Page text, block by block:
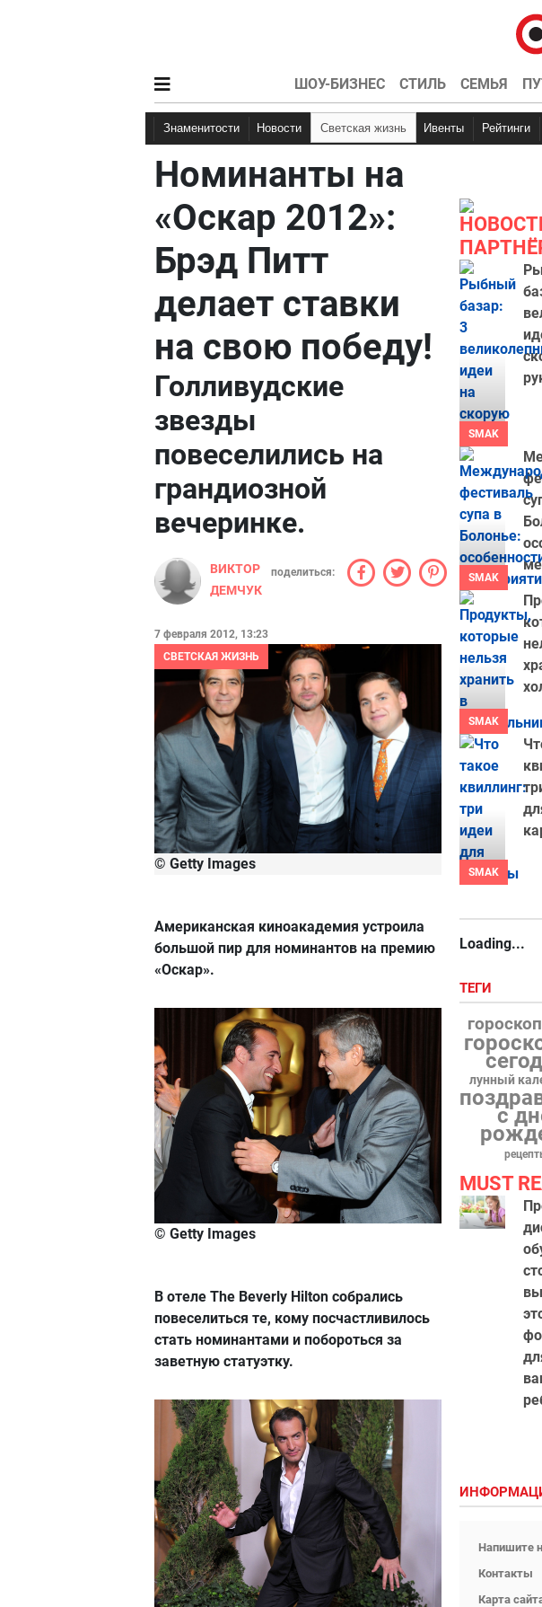
ШОУ-БИЗНЕС СТИЛЬ СЕМЬЯ
Знаменитости Новости Светская жизнь Ивенты Рейтинги
Номинанты на
«Оскар 2012»:
Брэд Питт
делает ставки
на свою победу!
Голливудские
звезды
повеселились на
грандиозной
вечеринке.
ВИКТОР
ДЕМЧУК
поделиться:
7 февраля 2012, 13:23
СВЕТСКАЯ ЖИЗНЬ
© Getty Images
Американская киноакадемия устроила
большой пир для номинантов на премию
«Оскар».
© Getty Images
В отеле The Beverly Hilton собрались
повеселиться те, кому посчастливилось
стать номинантами и побороться за
заветную статуэтку.
SMAK
SMAK
SMAK
SMAK
Loading...
ТЕГИ
лунный
с
MUST
Напишите
Контакты
Карта